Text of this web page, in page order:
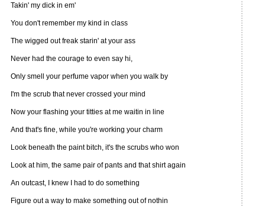
Takin' my dick in em'
You don't remember my kind in class
The wigged out freak starin' at your ass
Never had the courage to even say hi,
Only smell your perfume vapor when you walk by
I'm the scrub that never crossed your mind
Now your flashing your titties at me waitin in line
And that's fine, while you're working your charm
Look beneath the paint bitch, it's the scrubs who won
Look at him, the same pair of pants and that shirt again
An outcast, I knew I had to do something
Figure out a way to make something out of nothin